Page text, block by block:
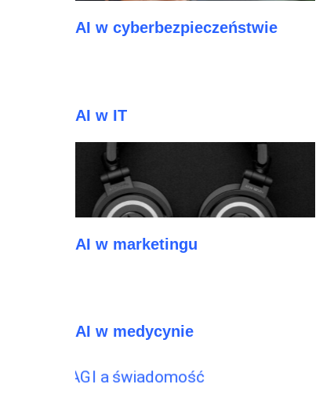
AI w cyberbezpieczeństwie
AI w IT
AI w marketingu
AI w medycynie